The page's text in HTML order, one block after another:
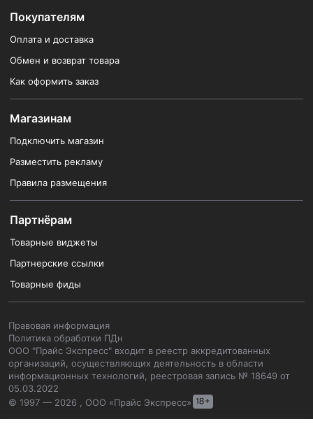
Покупателям
Оплата и доставка
Обмен и возврат товара
Как оформить заказ
Магазинам
Подключить магазин
Разместить рекламу
Правила размещения
Партнёрам
Товарные виджеты
Партнерские ссылки
Товарные фиды
Правовая информация
Политика обработки ПДн
ООО "Прайс Экспресс" входит в реестр аккредитованных
организаций, осуществляющих деятельность в области
информационных технологий, реестровая запись № 18649 от
05.03.2022
© 1997 — 2026 , ООО «Прайс Экспресс»